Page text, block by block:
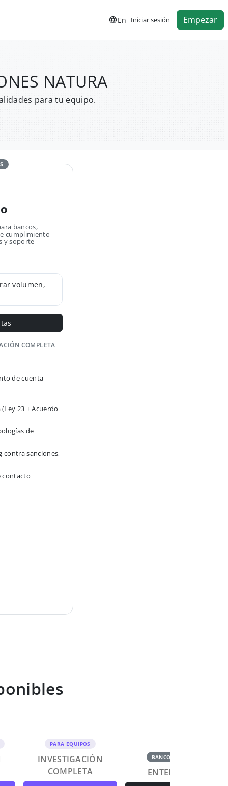
En Iniciar sesión Empezar
NATURA
para tu equipo.
bancos,
cumplimiento
y soporte
volumen,
COMPLETA
de cuenta
23 + Acuerdo
de
contra sanciones,
contacto
PARA EQUIPOS
INVESTIGACIÓN
COMPLETA
BANCOS Y GOB
ENTERPRISE